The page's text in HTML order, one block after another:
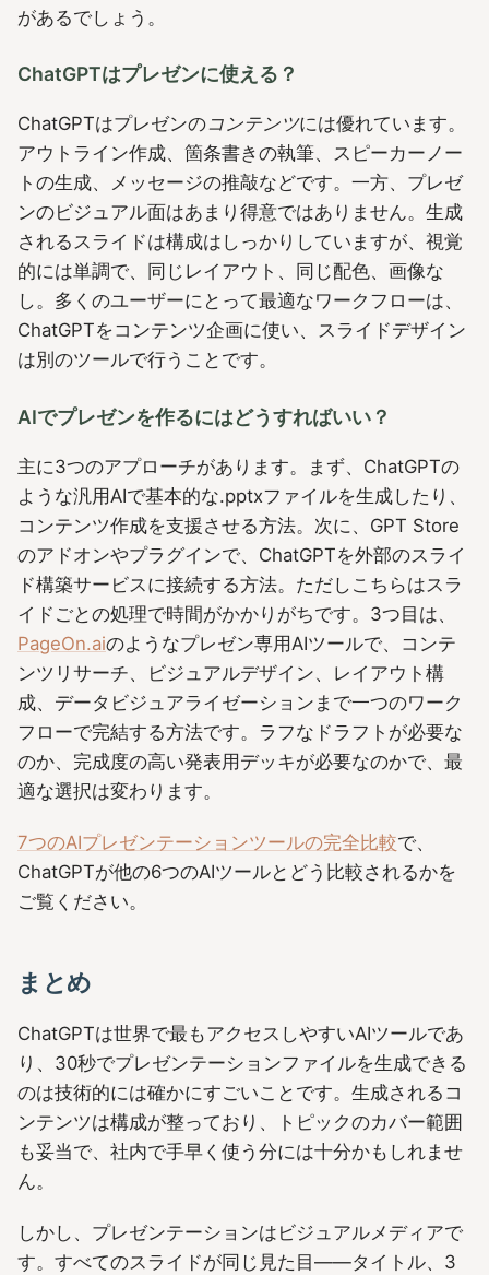
があるでしょう。
ChatGPTはプレゼンに使える？
ChatGPTはプレゼンのコンテンツには優れています。
アウトライン作成、箇条書きの執筆、スピーカーノー
トの生成、メッセージの推敲などです。一方、プレゼ
ンのビジュアル面はあまり得意ではありません。生成
されるスライドは構成はしっかりしていますが、視覚
的には単調で、同じレイアウト、同じ配色、画像な
し。多くのユーザーにとって最適なワークフローは、
ChatGPTをコンテンツ企画に使い、スライドデザイン
は別のツールで行うことです。
AIでプレゼンを作るにはどうすればいい？
主に3つのアプローチがあります。まず、ChatGPTの
ような汎用AIで基本的な.pptxファイルを生成したり、
コンテンツ作成を支援させる方法。次に、GPT Store
のアドオンやプラグインで、ChatGPTを外部のスライ
ド構築サービスに接続する方法。ただしこちらはスラ
イドごとの処理で時間がかかりがちです。3つ目は、
PageOn.aiのようなプレゼン専用AIツールで、コンテ
ンツリサーチ、ビジュアルデザイン、レイアウト構
成、データビジュアライゼーションまで一つのワーク
フローで完結する方法です。ラフなドラフトが必要な
のか、完成度の高い発表用デッキが必要なのかで、最
適な選択は変わります。
7つのAIプレゼンテーションツールの完全比較で、
ChatGPTが他の6つのAIツールとどう比較されるかを
ご覧ください。
まとめ
ChatGPTは世界で最もアクセスしやすいAIツールであ
り、30秒でプレゼンテーションファイルを生成できる
のは技術的には確かにすごいことです。生成されるコ
ンテンツは構成が整っており、トピックのカバー範囲
も妥当で、社内で手早く使う分には十分かもしれませ
ん。
しかし、プレゼンテーションはビジュアルメディアで
す。すべてのスライドが同じ見た目――タイトル、3